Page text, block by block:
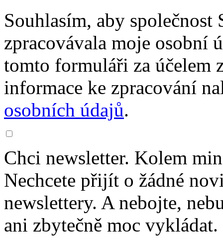
Souhlasím, aby společnost
zpracovávala moje osobní
tomto formuláři za účelem
informace ke zpracování
osobních údajů.
Chci newsletter. Kolem
Nechcete přijít o žádné
newslettery. A nebojte,
ani zbytečně moc vykládat.